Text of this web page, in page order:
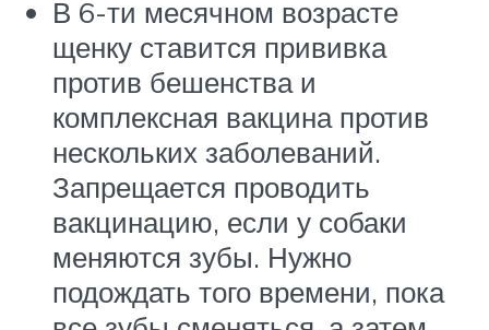
В 6-ти месячном возрасте
щенку ставится прививка
против бешенства и
комплексная вакцина против
нескольких заболеваний.
Запрещается проводить
вакцинацию, если у собаки
меняются зубы. Нужно
подождать того времени, пока